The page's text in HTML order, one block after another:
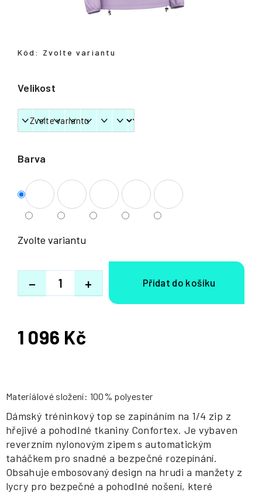
Barva
Velikost
Zvolte variantu
+
−
Kód: Zvolte variantu
1 096 Kč
Měrná
Materiálové složení: 100% polyester
Dámský tréninkový top se zapínáním na 1/4 zip z
hřejivé a pohodlné tkaniny Confortex. Je vybaven
reverzním nylonovým zipem s automatickým
taháčkem pro snadné a bezpečné rozepínání.
Obsahuje embosovaný design na hrudi a manžety z
lycry pro bezpečné a pohodlné nošení, které